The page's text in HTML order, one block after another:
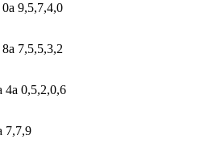
0a 9,5,7,4,0
8a 7,5,5,3,2
4a 0,5,2,0,6
7,7,9